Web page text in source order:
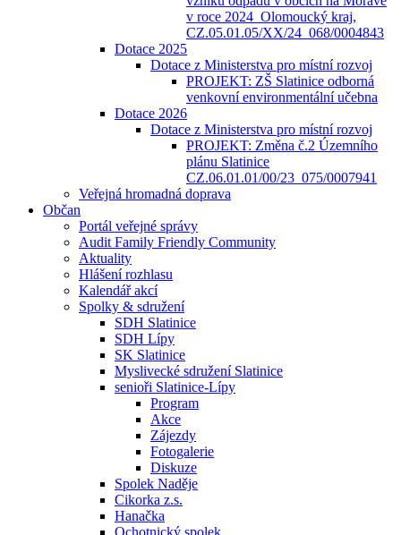
v roce 2024_Olomoucký kraj,
CZ.05.01.05/XX/24_068/0004843
Dotace 2025
Dotace z Ministerstva pro místní rozvoj
PROJEKT: ZŠ Slatinice odborná
venkovní environmentální učebna
Dotace 2026
Dotace z Ministerstva pro místní rozvoj
PROJEKT: Změna č.2 Územního
plánu Slatinice
CZ.06.01.01/00/23_075/0007941
Veřejná hromadná doprava
Občan
Portál veřejné správy
Audit Family Friendly Community
Aktuality
Hlášení rozhlasu
Kalendář akcí
Spolky & sdružení
SDH Slatinice
SDH Lípy
SK Slatinice
Myslivecké sdružení Slatinice
senioři Slatinice-Lípy
Program
Akce
Zájezdy
Fotogalerie
Diskuze
Spolek Naděje
Cikorka z.s.
Hanačka
Ochotnický spolek